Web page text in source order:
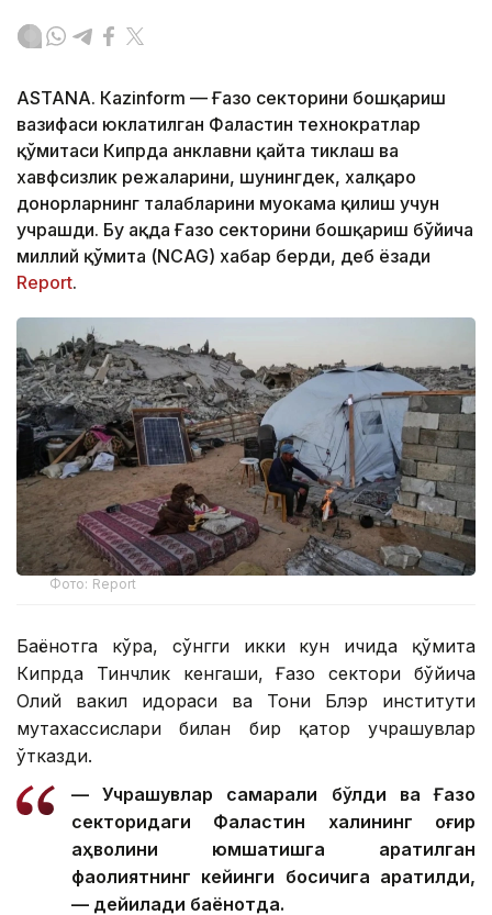
ASTANА. Кazinform — Ғазо секторини бошқариш
вазифаси юклатилган Фаластин технократлар
қўмитаси Кипрда анклавни қайта тиклаш ва
хавфсизлик режаларини, шунингдек, халқаро
донорларнинг талабларини муҳокама қилиш учун
учрашди. Бу ҳақда Ғазо секторини бошқариш бўйича
миллий қўмита (NCAG) хабар берди, деб ёзади
Report.
Фото: Report
Баёнотга кўра, сўнгги икки кун ичида қўмита
Кипрда Тинчлик кенгаши, Ғазо сектори бўйича
Олий вакил идораси ва Тони Блэр институти
мутахассислари билан бир қатор учрашувлар
ўтказди.
— Учрашувлар самарали бўлди ва Ғазо
секторидаги Фаластин халқининг оғир
аҳволини юмшатишга қаратилган
фаолиятнинг кейинги босқичига қаратилди,
— дейилади баёнотда.